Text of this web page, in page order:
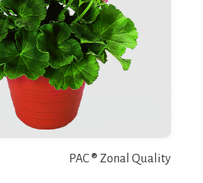
PAC ® Zonal Quality